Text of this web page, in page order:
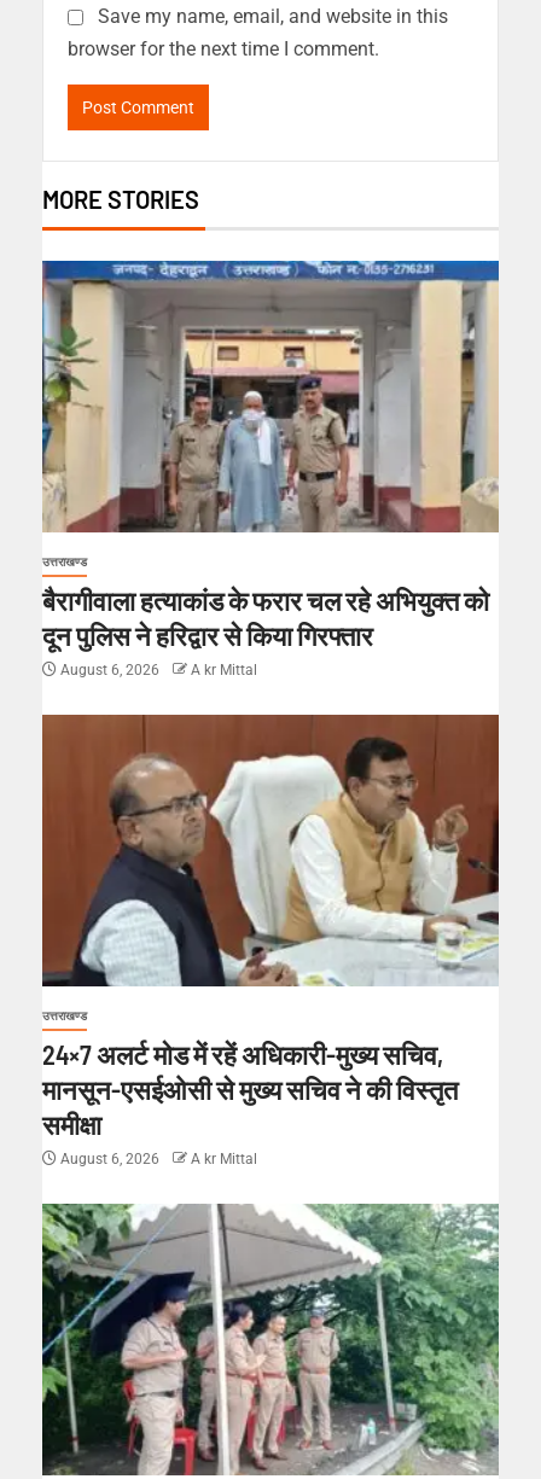
Save my name, email, and website in this
browser for the next time I comment.
MORE STORIES
उत्तराखण्ड
बैरागीवाला हत्याकांड के फरार चल रहे अभियुक्त को
दून पुलिस ने हरिद्वार से किया गिरफ्तार
August 6, 2026 A kr Mittal
उत्तराखण्ड
24×7 अलर्ट मोड में रहें अधिकारी-मुख्य सचिव,
मानसून-एसईओसी से मुख्य सचिव ने की विस्तृत
समीक्षा
August 6, 2026 A kr Mittal